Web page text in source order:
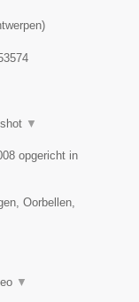
)
▼
opgericht in
Oorbellen,
▼